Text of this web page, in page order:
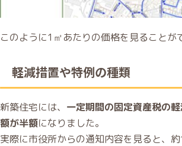
このように1㎡あたりの価格を見ることが
軽減措置や特例の種類
新築住宅には、 一定期間の固定資産税の
額が半額になりました。
実際に市役所からの通知内容を見ると、